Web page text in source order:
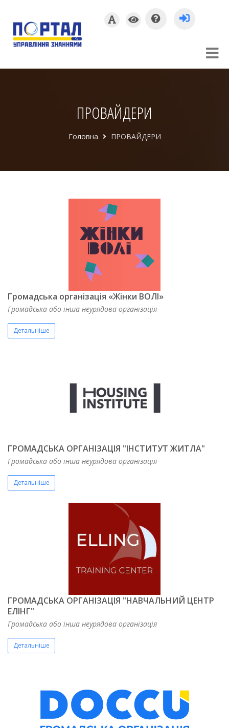
ПРОВАЙДЕРИ
Головна ПРОВАЙДЕРИ
Громадська організація «Жінки ВОЛІ»
Громадська або інша неурядова організація
Детальніше
ГРОМАДСЬКА ОРГАНІЗАЦІЯ "ІНСТИТУТ ЖИТЛА"
Громадська або інша неурядова організація
Детальніше
ГРОМАДСЬКА ОРГАНІЗАЦІЯ "НАВЧАЛЬНИЙ ЦЕНТР
ЕЛІНГ"
Громадська або інша неурядова організація
Детальніше